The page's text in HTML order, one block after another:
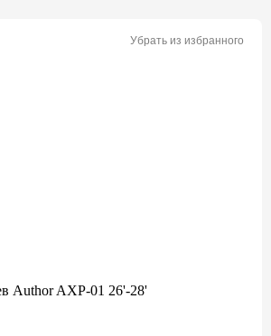
Убрать из избранного
Author AXP-01 26'-28'